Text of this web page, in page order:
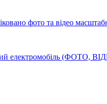
фото та відео
електромобіль (ФОТО,